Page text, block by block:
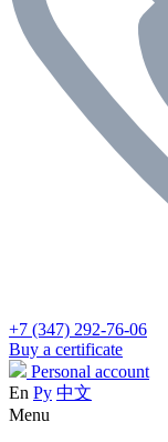
+7 (347) 292-76-06
Buy a certificate
Personal account
En Ру 中文
Menu